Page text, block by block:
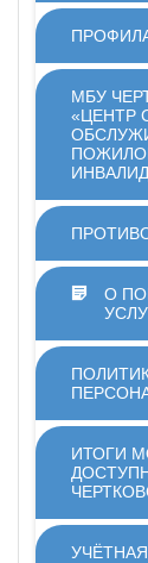
МБУ
«ЦЕНТР
О
ИТОГИ